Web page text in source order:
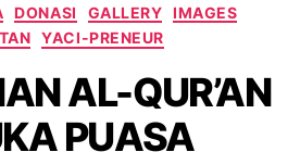
Indonesia
Categories
DONASI GALLERY IMAGES
YACI-PRENEUR
AL-QUR’AN
PUASA